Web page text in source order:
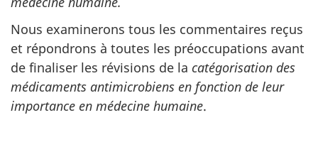
Nous examinerons tous les commentaires reçus
et répondrons à toutes les préoccupations avant
de finaliser les révisions de la catégorisation des
médicaments antimicrobiens en fonction de leur
importance en médecine humaine.